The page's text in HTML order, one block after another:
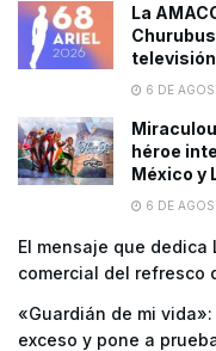
La
televisión
6 DE
héroe
México y
6 DE
El mensaje que
comercial del refresco
«Guardián de mi
exceso y pone a